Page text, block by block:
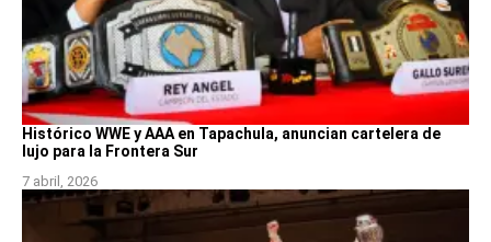
Histórico WWE y AAA en Tapachula, anuncian cartelera de
lujo para la Frontera Sur
7 abril, 2026